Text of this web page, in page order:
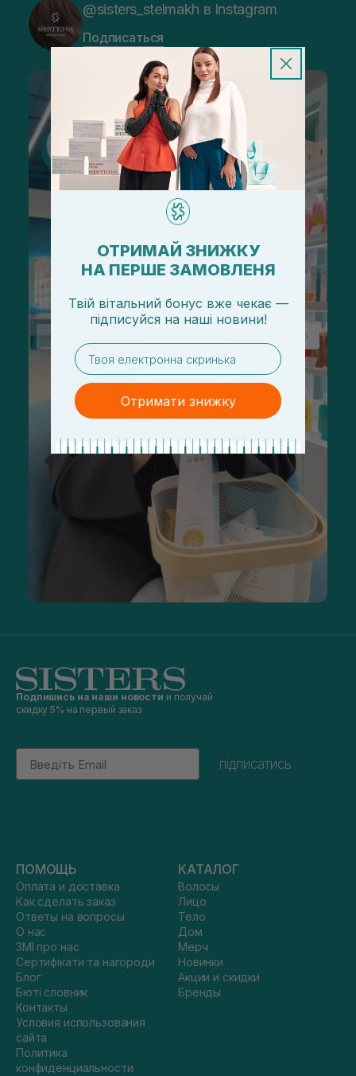
@sisters_stelmakh в Instagram
Подписаться
Подпишись на наши новости и получай
скидку 5% на первый заказ
Email
підписатись
ПОМОЩЬ
Оплата и доставка
Как сделать заказ
Ответы на вопросы
О нас
ЗМІ про нас
Сертифікати та нагороди
Блог
Бюті словник
Контакты
Условия использования
сайта
Политика
конфиденциальности
КАТАЛОГ
Волосы
Лицо
Тело
Дом
Мерч
Новинки
Акции и скидки
Бренды
ОТРИМАЙ ЗНИЖКУ
НА ПЕРШЕ ЗАМОВЛЕНЯ
Твій вітальний бонус вже чекає —
підписуйся на наші новини!
email
Отримати знижку